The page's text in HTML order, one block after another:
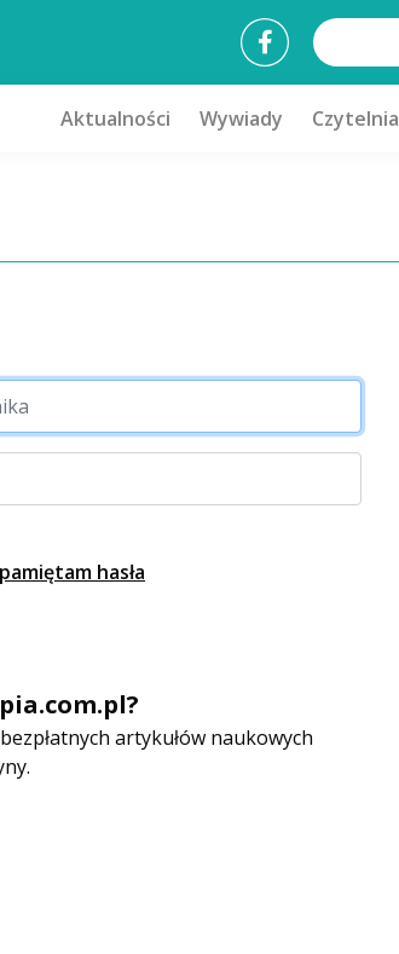
Aktualności Wywiady Czytelnia
hasła
artykułów naukowych